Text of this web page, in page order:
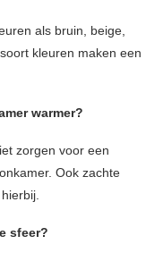
als bruin, beige,
kleuren maken een
warmer?
zorgen voor een
Ook zachte
sfeer?